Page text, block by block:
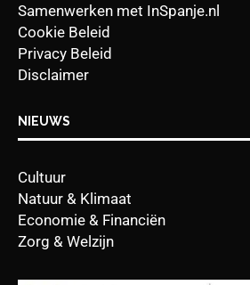
Samenwerken met InSpanje.nl
Cookie Beleid
Privacy Beleid
Disclaimer
NIEUWS
Cultuur
Natuur & Klimaat
Economie & Financiën
Zorg & Welzijn